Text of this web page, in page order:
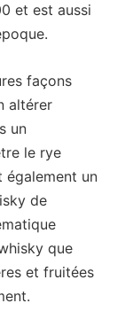
et est aussi
façons
altérer
un
le rye
également un
de
que
et fruitées